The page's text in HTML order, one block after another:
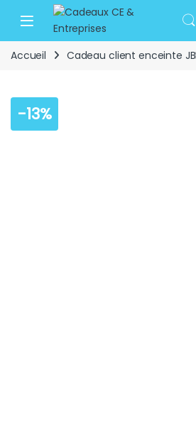
Skip to navigation
Skip to content
Open
Accueil Cadeau client enceinte
-13%